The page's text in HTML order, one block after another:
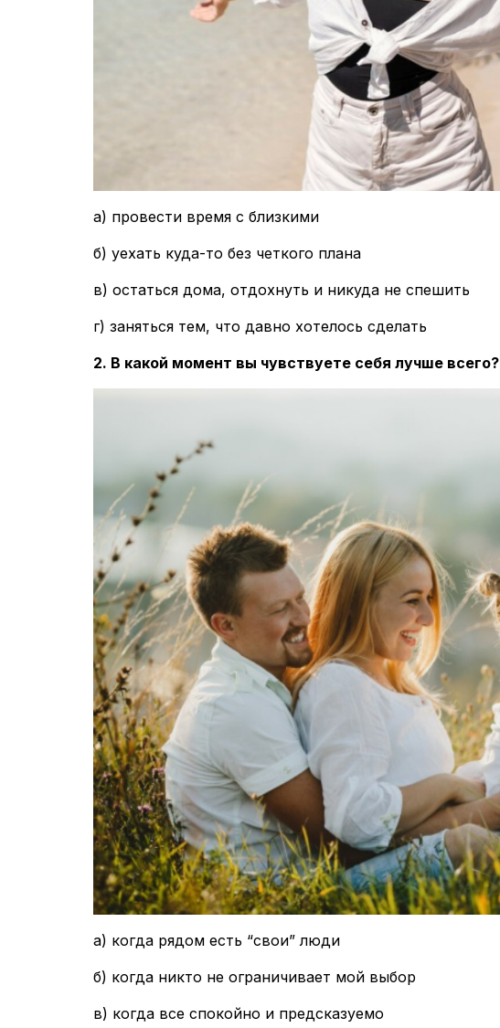
а) провести время с близкими
б) уехать куда-то без четкого плана
в) остаться дома, отдохнуть и никуда не спешить
г) заняться тем, что давно хотелось сделать
2. В какой момент вы чувствуете себя лучше всего?
а) когда рядом есть “свои” люди
б) когда никто не ограничивает мой выбор
в) когда все спокойно и предсказуемо